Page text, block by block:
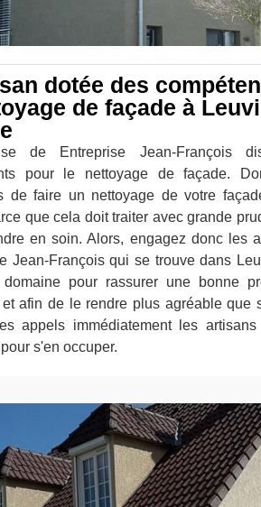
dotée des
de façade à
de Entreprise Jean-François
pour le nettoyage de façade.
de faire un nettoyage de votre
que cela doit traiter avec grande
en soin. Alors, engagez donc les
Jean-François qui se trouve dans
pour rassurer une bonne
afin de le rendre plus agréable que
appels immédiatement les
s'en occuper.